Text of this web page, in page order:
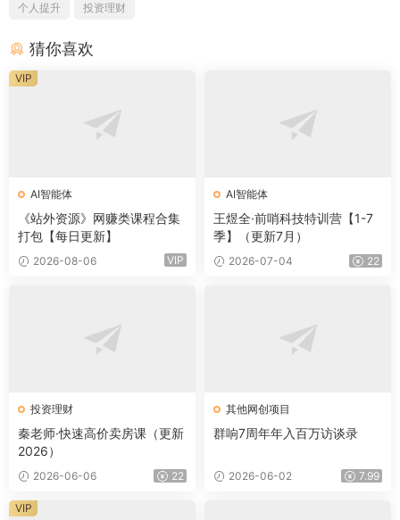
个人提升 投资理财
猜你喜欢
AI智能体
《站外资源》网赚类课程合集
打包【每日更新】
2026-08-06 VIP
VIP
AI智能体
王煜全·前哨科技特训营【1-7
季】（更新7月）
2026-07-04 22
投资理财
秦老师·快速高价卖房课（更新
2026）
2026-06-06 22
其他网创项目
群响7周年年入百万访谈录
2026-06-02 7.99
VIP